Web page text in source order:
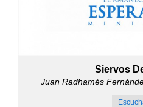
Siervos
Juan Radhamés